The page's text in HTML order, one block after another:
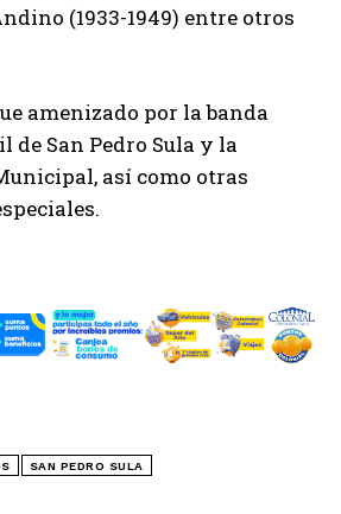
(1933-1949) entre otros
amenizado por la banda
San Pedro Sula y la
así como otras
SAN PEDRO SULA